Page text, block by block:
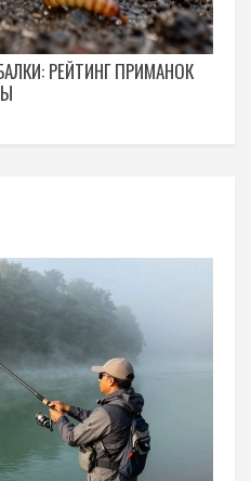
РЕЙТИНГ ПРИМАНОК